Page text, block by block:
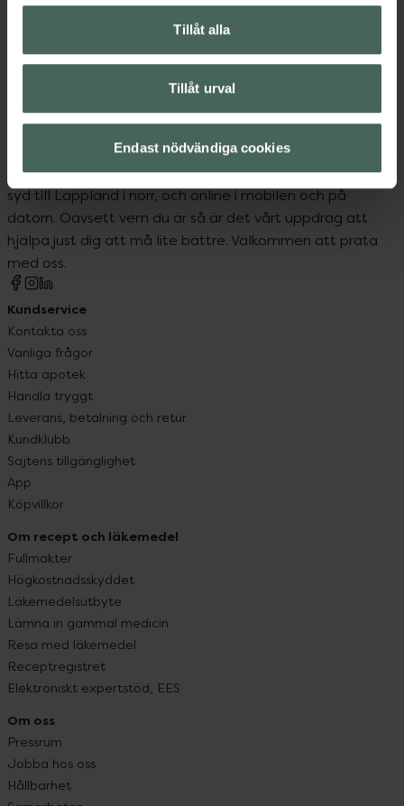
Tillåt alla
Tillåt urval
Endast nödvändiga cookies
Kost och hälsa
Kronans Apotek finns här för dig. Du hittar oss från Skåne i
syd till Lappland i norr, och online i mobilen och på
datorn. Oavsett vem du är så är det vårt uppdrag att
hjälpa just dig att må lite bättre. Välkommen att prata
med oss.
Kundservice
Kontakta oss
Vanliga frågor
Hitta apotek
Handla tryggt
Leverans, betalning och retur
Kundklubb
Sajtens tillgänglighet
App
Köpvillkor
Om recept och läkemedel
Fullmakter
Högkostnadsskyddet
Läkemedelsutbyte
Lämna in gammal medicin
Resa med läkemedel
Receptregistret
Elektroniskt expertstöd, EES
Om oss
Pressrum
Jobba hos oss
Hållbarhet